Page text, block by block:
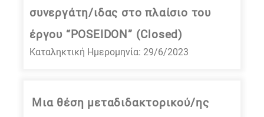
συνεργάτη/ιδας στο πλαίσιο του
έργου “POSEIDON” (Closed)
Καταληκτική Ημερομηνία: 29/6/2023
Μια θέση μεταδιδακτορικού/ης